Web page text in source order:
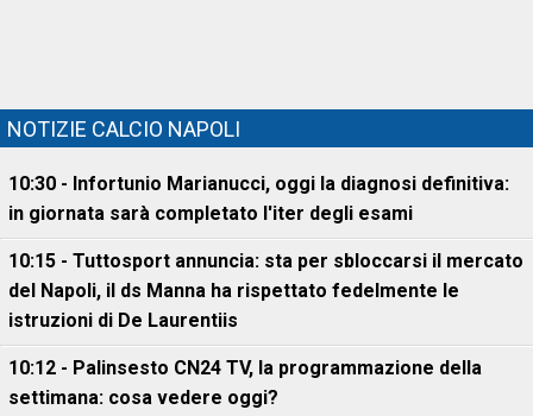
NOTIZIE CALCIO NAPOLI
10:30 - Infortunio Marianucci, oggi la diagnosi definitiva:
in giornata sarà completato l'iter degli esami
10:15 - Tuttosport annuncia: sta per sbloccarsi il mercato
del Napoli, il ds Manna ha rispettato fedelmente le
istruzioni di De Laurentiis
10:12 - Palinsesto CN24 TV, la programmazione della
settimana: cosa vedere oggi?